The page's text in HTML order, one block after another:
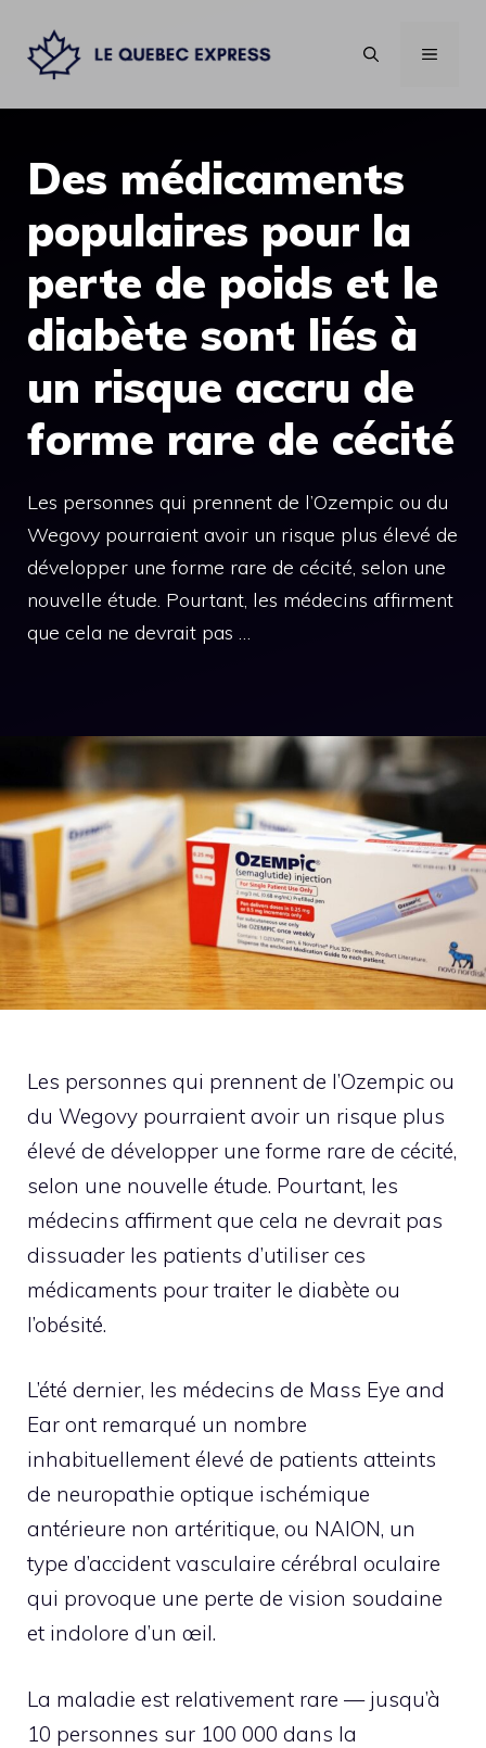
contenu
MENU
Des médicaments
populaires pour la
perte de poids et le
diabète sont liés à
un risque accru de
forme rare de cécité
Les personnes qui prennent de l’Ozempic ou du
Wegovy pourraient avoir un risque plus élevé de
développer une forme rare de cécité, selon une
nouvelle étude. Pourtant, les médecins affirment
que cela ne devrait pas …
Les personnes qui prennent de l’Ozempic ou
du Wegovy pourraient avoir un risque plus
élevé de développer une forme rare de cécité,
selon une nouvelle étude. Pourtant, les
médecins affirment que cela ne devrait pas
dissuader les patients d’utiliser ces
médicaments pour traiter le diabète ou
l’obésité.
L’été dernier, les médecins de Mass Eye and
Ear ont remarqué un nombre
inhabituellement élevé de patients atteints
de neuropathie optique ischémique
antérieure non artéritique, ou NAION, un
type d’accident vasculaire cérébral oculaire
qui provoque une perte de vision soudaine
et indolore d’un œil.
La maladie est relativement rare — jusqu’à
10 personnes sur 100 000 dans la